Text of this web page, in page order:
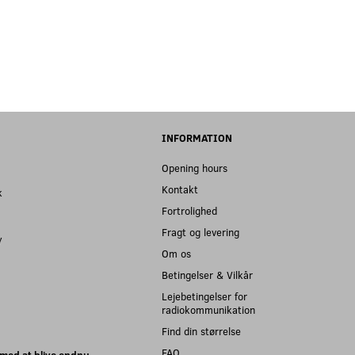
INFORMATION
Opening hours
Kontakt
Fortrolighed
Fragt og levering
Om os
Betingelser & Vilkår
Lejebetingelser for
radiokommunikation
Find din størrelse
FAQ